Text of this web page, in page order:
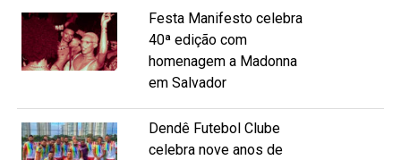
Festa Manifesto celebra
40ª edição com
homenagem a Madonna
em Salvador
Dendê Futebol Clube
celebra nove anos de